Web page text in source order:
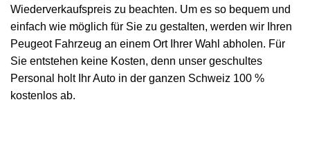
Wiederverkaufspreis zu beachten. Um es so bequem und
einfach wie möglich für Sie zu gestalten, werden wir Ihren
Peugeot Fahrzeug an einem Ort Ihrer Wahl abholen. Für
Sie entstehen keine Kosten, denn unser geschultes
Personal holt Ihr Auto in der ganzen Schweiz 100 %
kostenlos ab.